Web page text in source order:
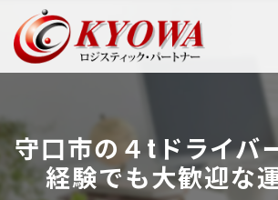
守口市の４tドライバ
経験でも大歓迎な